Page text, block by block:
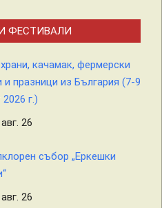
ФЕСТИВАЛИ
качамак, фермерски
и празници из България (7-9
2026 г.)
26
събор „Еркешки
26